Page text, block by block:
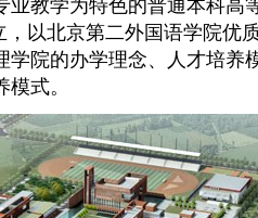
业教学为特色的普通本科高
以北京第二外国语学院优
院的办学理念、人才培养
式。